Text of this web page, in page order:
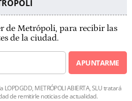
de Metrópoli, para recibir las
de la ciudad.
APUNTARME
METRÓPOLI ABIERTA, SLU tratará
de remitirle noticias de actualidad.